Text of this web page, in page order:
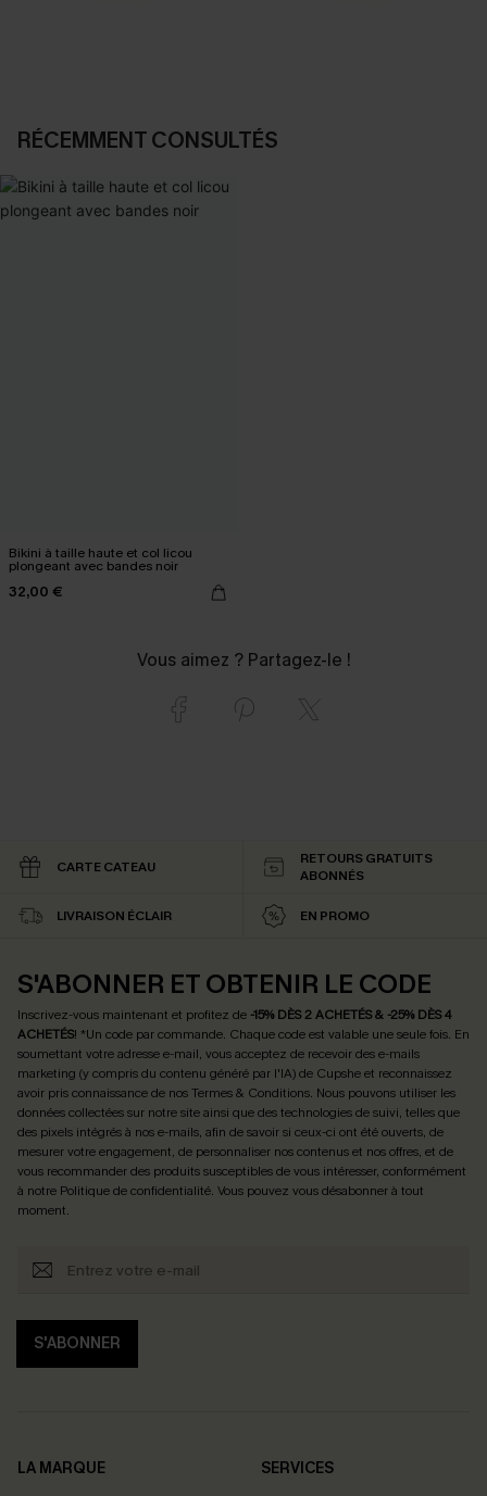
RÉCEMMENT CONSULTÉS
Bikini à taille haute et col licou
plongeant avec bandes noir
32,00 €
Vous aimez ? Partagez-le !
CARTE CATEAU
RETOURS GRATUITS
ABONNÉS
LIVRAISON ÉCLAIR EN PROMO
S'ABONNER ET OBTENIR LE CODE
Inscrivez-vous maintenant et profitez de -15% DÈS 2 ACHETÉS & -25% DÈS 4
ACHETÉS! *Un code par commande. Chaque code est valable une seule fois. En
soumettant votre adresse e-mail, vous acceptez de recevoir des e-mails
marketing (y compris du contenu généré par l'IA) de Cupshe et reconnaissez
avoir pris connaissance de nosTermes & Conditions. Nous pouvons utiliser les
données collectées sur notre site ainsi que des technologies de suivi, telles que
des pixels intégrés à nos e-mails, afin de savoir si ceux-ci ont été ouverts, de
mesurer votre engagement, de personnaliser nos contenus et nos offres, et de
vous recommander des produits susceptibles de vous intéresser, conformément
à notre Politique de confidentialité. Vous pouvez vous désabonner à tout
moment.
S'ABONNER
LA MARQUE
SERVICES